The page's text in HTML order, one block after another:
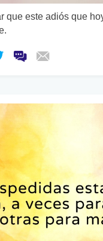
que este adiós que